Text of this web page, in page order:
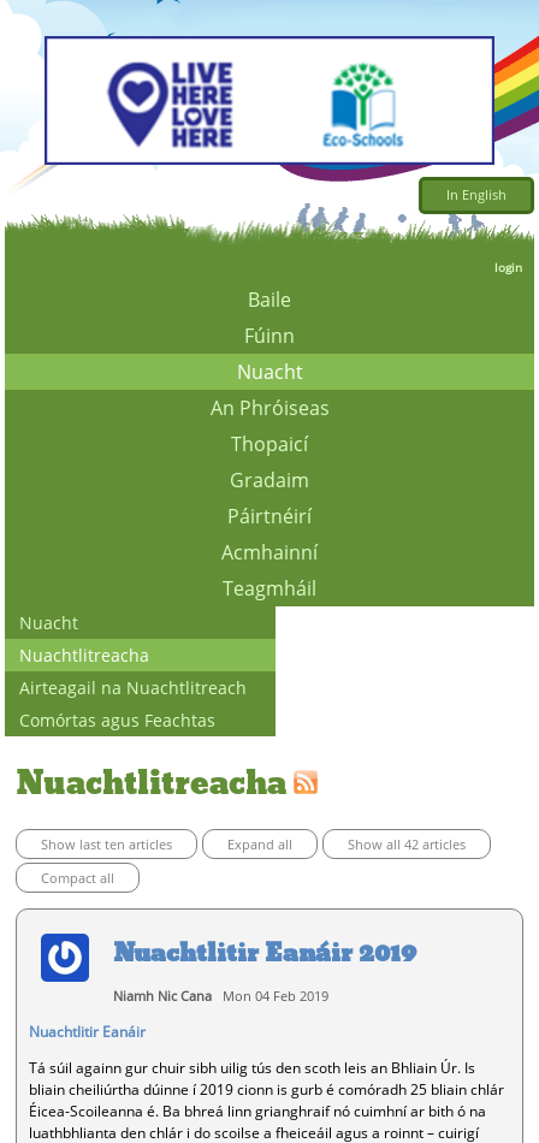
In English
login
Baile
Fúinn
Nuacht
An Phróiseas
Thopaicí
Gradaim
Páirtnéirí
Acmhainní
Teagmháil
Nuacht
Nuachtlitreacha
Airteagail na Nuachtlitreach
Comórtas agus Feachtas
Nuachtlitreacha
Show last ten articles Expand all
Show all 42 articles
Compact all
Nuachtlitir Eanáir 2019
Niamh Nic Cana Mon 04 Feb 2019
Nuachtlitir Eanáir
Tá súil againn gur chuir sibh uilig tús den scoth leis an Bhliain Úr. Is
bliain cheiliúrtha dúinne í 2019 cionn is gurb é comóradh 25 bliain chlár
Éicea-Scoileanna é. Ba bhreá linn grianghraif nó cuimhní ar bith ó na
luathbhlianta den chlár i do scoilse a fheiceáil agus a roinnt – cuirigí